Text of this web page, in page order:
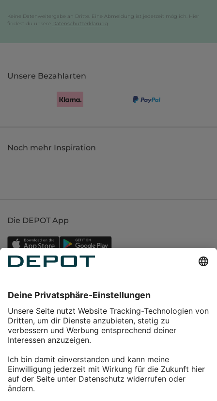
Keine Datenweitergabe an Dritte. Eine Abmeldung ist jederzeit möglich. Hier
findest du unsere Datenschutzerklärung
Unsere Bezahlarten
Noch mehr Inspiration
Die DEPOT App
Service
Über DEPOT
Kontakt